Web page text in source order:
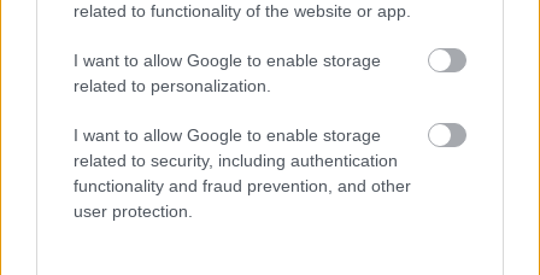
related to functionality of the website or app.
I want to allow Google to enable storage
related to personalization.
I want to allow Google to enable storage
related to security, including authentication
functionality and fraud prevention, and other
user protection.